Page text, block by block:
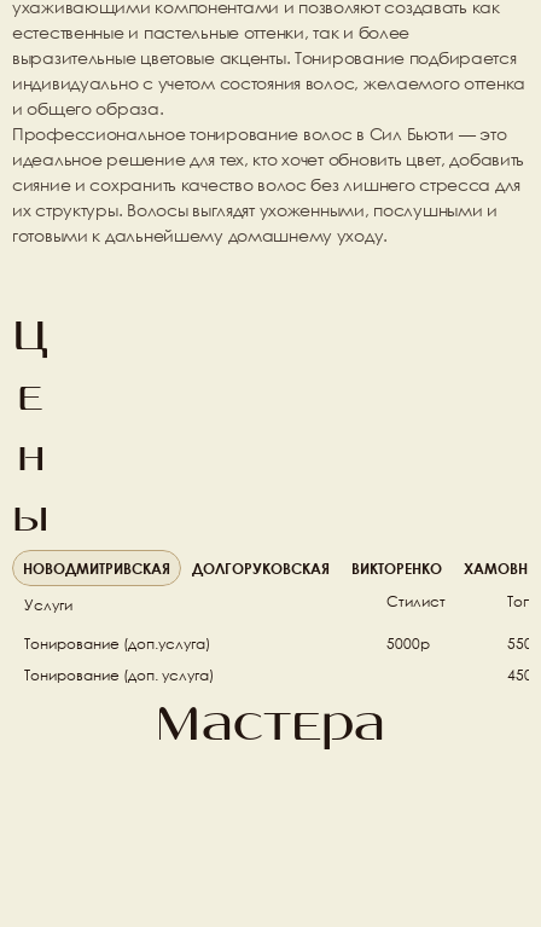
ухаживающими компонентами и позволяют создавать как
естественные и пастельные оттенки, так и более
выразительные цветовые акценты. Тонирование подбирается
индивидуально с учетом состояния волос, желаемого оттенка
и общего образа.
Профессиональное тонирование волос в Сил Бьюти — это
идеальное решение для тех, кто хочет обновить цвет, добавить
сияние и сохранить качество волос без лишнего стресса для
их структуры. Волосы выглядят ухоженными, послушными и
готовыми к дальнейшему домашнему уходу.
Ц
е
н
ы
НОВОДМИТРИВСКАЯ ДОЛГОРУКОВСКАЯ ВИКТОРЕНКО
Услуги Стилист Топ
Тонирование (доп.услуга) 5000р
Тонирование (доп. услуга)
Мастера